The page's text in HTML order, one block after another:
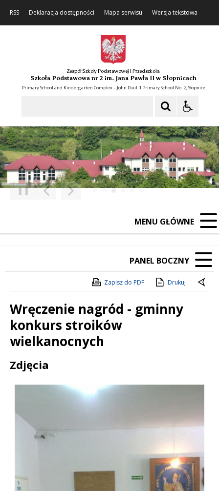
RSS Deklaracja dostępności Mapa serwisu Wersja tekstowa
Zespół Szkoły Podstawowej i Przedszkola
Szkoła Podstawowa nr 2 im. Jana Pawła II w Słopnicach
Primary School and Kindergarten Complex – John Paul II Primary School No. 2, Słopnice
Poprzedni Element
Następny Element
❚❚
MENU GŁÓWNE
PANEL BOCZNY
Zapisz do PDF Drukuj
Wręczenie nagród - gminny
konkurs stroików
wielkanocnych
Treść
Zdjęcia